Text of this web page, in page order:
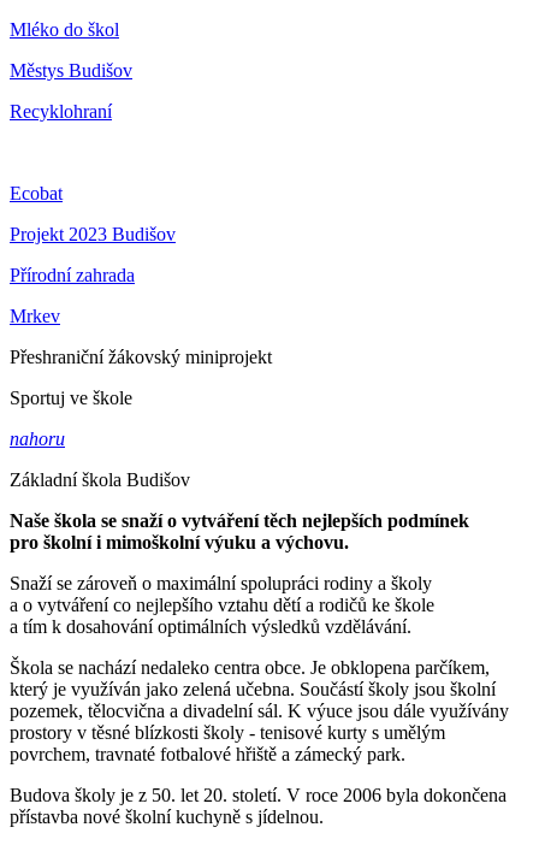
Mléko do škol
Městys Budišov
Recyklohraní
Ecobat
Projekt 2023 Budišov
Přírodní zahrada
Mrkev
Přeshraniční žákovský miniprojekt
Sportuj ve škole
nahoru
Základní škola Budišov
Naše škola se snaží o vytváření těch nejlepších podmínek
pro školní i mimoškolní výuku a výchovu.
Snaží se zároveň o maximální spolupráci rodiny a školy
a o vytváření co nejlepšího vztahu dětí a rodičů ke škole
a tím k dosahování optimálních výsledků vzdělávání.
Škola se nachází nedaleko centra obce. Je obklopena parčíkem,
který je využíván jako zelená učebna. Součástí školy jsou školní
pozemek, tělocvična a divadelní sál. K výuce jsou dále využívány
prostory v těsné blízkosti školy - tenisové kurty s umělým
povrchem, travnaté fotbalové hřiště a zámecký park.
Budova školy je z 50. let 20. století. V roce 2006 byla dokončena
přístavba nové školní kuchyně s jídelnou.